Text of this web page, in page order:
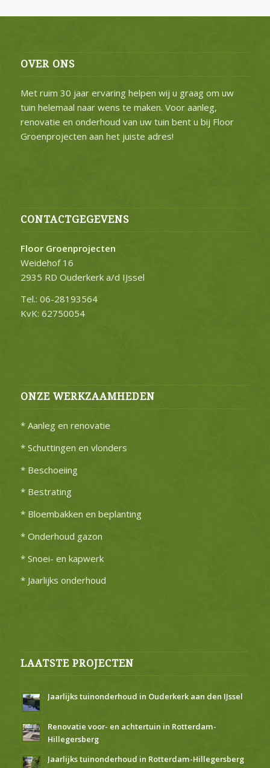
OVER ONS
Met ruim 30 jaar ervaring helpen wij u graag om uw
tuin helemaal naar wens te maken. Voor aanleg,
renovatie en onderhoud van uw tuin bent u bij Floor
Groenprojecten aan het juiste adres!
CONTACTGEGEVENS
Floor Groenprojecten
Weidehof 16
2935 RD Ouderkerk a/d IJssel
Tel.: 06-28193564
KvK: 62750054
ONZE WERKZAAMHEDEN
* Aanleg en renovatie
* Schuttingen en vlonders
* Beschoeiing
* Bestrating
* Bloembakken en beplanting
* Onderhoud gazon
* Snoei- en kapwerk
* Jaarlijks onderhoud
LAATSTE PROJECTEN
Jaarlijks tuinonderhoud in Ouderkerk aan den IJssel
Renovatie voor- en achtertuin in Rotterdam-
Hillegersberg
Jaarlijks tuinonderhoud in Rotterdam-Hillegersberg